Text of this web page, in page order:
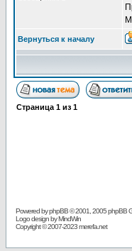
Вернуться к началу
Страница 1 из 1
Powered byphpBB© 2001, 2005 phpBB
Logo design by MindWin
Copyright © 2007-2023 merefa.net